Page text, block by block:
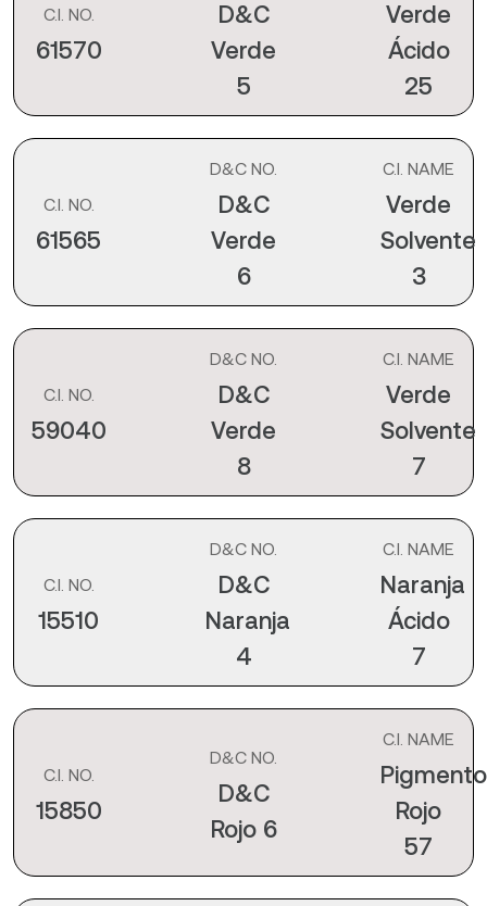
C.I. NO.
61570
D&C
Verde
5
Verde
Ácido
25
C.I. NO.
61565
D&C NO.
D&C
Verde
6
C.I. NAME
Verde
Solvente
3
C.I. NO.
59040
D&C NO.
D&C
Verde
8
C.I. NAME
Verde
Solvente
7
C.I. NO.
15510
D&C NO.
D&C
Naranja
4
C.I. NAME
Naranja
Ácido
7
C.I. NO.
15850
D&C NO.
D&C
Rojo 6
C.I. NAME
Pigmento
Rojo
57